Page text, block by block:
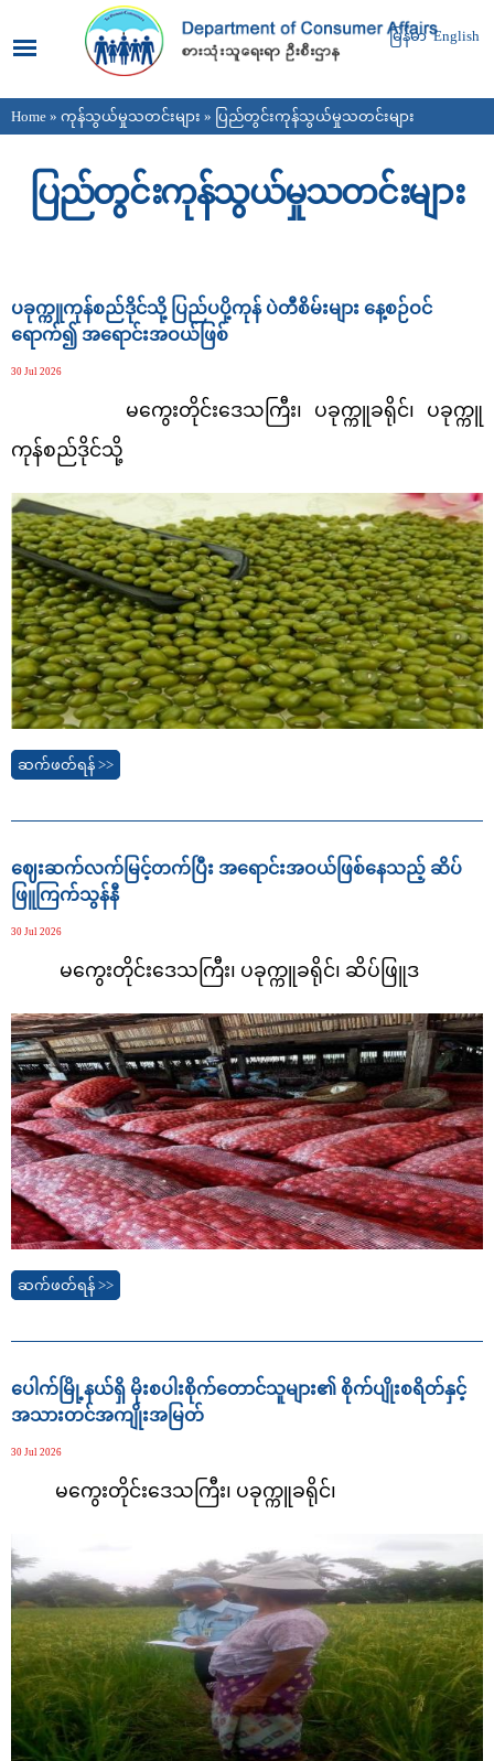
main
content
မြန်မာ English
You are here
Home » ကုန်သွယ်မှုသတင်းများ » ပြည်တွင်းကုန်သွယ်မှုသတင်းများ
ပြည်တွင်းကုန်သွယ်မှုသတင်းများ
ပခုက္ကူကုန်စည်ဒိုင်သို့ ပြည်ပပို့ကုန် ပဲတီစိမ်းများ နေ့စဉ်ဝင်
ရောက်၍ အရောင်းအဝယ်ဖြစ်
30 Jul 2026
မကွေးတိုင်းဒေသကြီး၊ ပခုက္ကူခရိုင်၊
ပခုက္ကူ
ကုန်စည်ဒိုင်သို့
ဆက်ဖတ်ရန် >>
ဈေးဆက်လက်မြင့်တက်ပြီး အရောင်းအဝယ်ဖြစ်နေသည့် ဆိပ်
ဖြူကြက်သွန်နီ
30 Jul 2026
မကွေးတိုင်းဒေသကြီး၊ ပခုက္ကူခရိုင်၊ ဆိပ်ဖြူဒ
ဆက်ဖတ်ရန် >>
ပေါက်မြို့နယ်ရှိ မိုးစပါးစိုက်တောင်သူများ၏ စိုက်ပျိုးစရိတ်နှင့်
အသားတင်အကျိုးအမြတ်
30 Jul 2026
မကွေးတိုင်းဒေသကြီး၊ ပခုက္ကူခရိုင်၊